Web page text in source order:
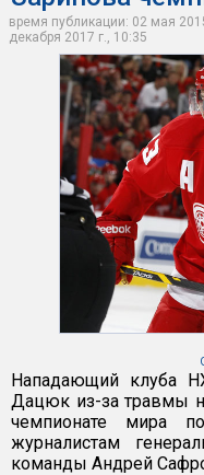
время публикации: 02 мая
декабря 2017 г., 10:35
Нападающий клуба
Дацюк из-за травмы
чемпионате мира
журналистам
команды Андрей